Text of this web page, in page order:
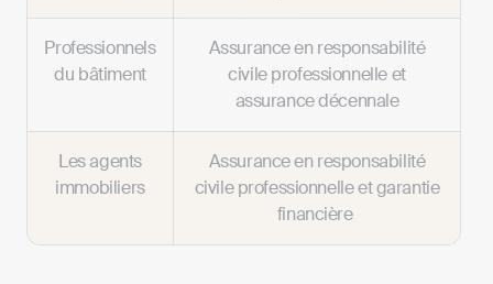
Professionnels
du bâtiment
Assurance en responsabilité
civile professionnelle et
assurance décennale
Les agents
immobiliers
Assurance en responsabilité
civile professionnelle et garantie
financière